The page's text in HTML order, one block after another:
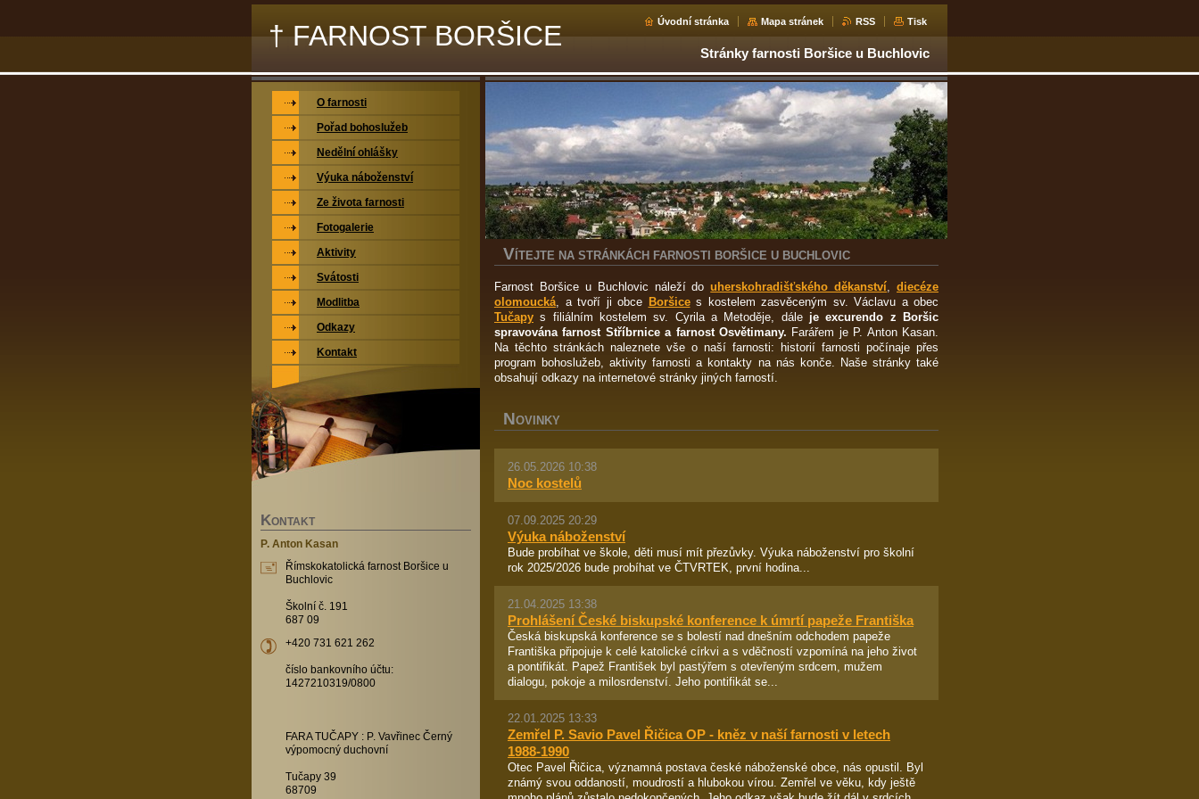
† FARNOST BORŠICE Úvodní stránka Mapa stránek RSS Tisk
Stránky farnosti Boršice u Buchlovic
V ÍTEJTE NA STRÁNKÁCH FARNOSTI BORŠICE U BUCHLOVIC
Farnost Boršice u Buchlovic náleží douherskohradišťského děkanství, diecéze
olomoucká, a tvoří ji obce Boršices kostelem zasvěceným sv. Václavu a obec
Tučapy s filiálním kostelem sv. Cyrila a Metoděje, dále je excurendo z Boršic
spravována farnost Stříbrnice a farnost Osvětimany. Farářem je P. Anton Kasan.
Na těchto stránkách naleznete vše o naší farnosti: historií farnosti počínaje přes
program bohoslužeb, aktivity farnosti a kontakty na nás konče. Naše stránky také
obsahují odkazy na internetové stránky jiných farností.
NOVINKY
26.05.2026 10:38
Noc kostelů
07.09.2025 20:29
Výuka náboženství
Bude probíhat ve škole, děti musí mít přezůvky. Výuka náboženství pro školní
rok 2025/2026 bude probíhat ve ČTVRTEK, první hodina...
21.04.2025 13:38
Prohlášení České biskupské konference k úmrtí papeže Františka
Česká biskupská konference se s bolestí nad dnešním odchodem papeže
Františka připojuje k celé katolické církvi a s vděčností vzpomíná na jeho život
a pontifikát. Papež František byl pastýřem s otevřeným srdcem, mužem
dialogu, pokoje a milosrdenství. Jeho pontifikát se...
22.01.2025 13:33
Zemřel P. Savio Pavel Řičica OP - kněz v naší farnosti v letech
1988-1990
Otec Pavel Řičica, významná postava české náboženské obce, nás opustil. Byl
známý svou oddaností, moudrostí a hlubokou vírou. Zemřel ve věku, kdy ještě
O farnosti
Pořad bohoslužeb
Nedělní ohlášky
Výuka náboženství
Ze života farnosti
Fotogalerie
Aktivity
Svátosti
Modlitba
Odkazy
Kontakt
KONTAKT
P. Anton Kasan
Římskokatolická farnost Boršice u
Buchlovic
Školní č. 191
687 09
+420 731 621 262
číslo bankovního účtu:
1427210319/0800
FARA TUČAPY : P. Vavřinec Černý
výpomocný duchovní
Tučapy 39
68709